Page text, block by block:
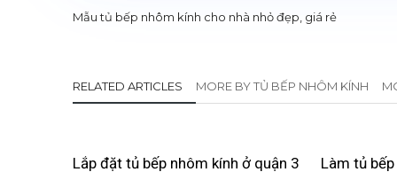
Mẫu tủ bếp nhôm kính cho nhà nhỏ đẹp, giá rẻ
RELATED ARTICLES MORE BY TỦ BẾP NHÔM KÍNH
Lắp đặt tủ bếp nhôm kính ở quận 3 Làm tủ